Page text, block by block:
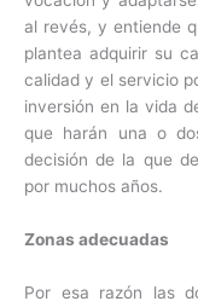
al revés, y entiende
plantea adquirir su
calidad y el servicio
inversión en la vida
que harán una o
decisión de la que
por muchos años.
Zonas adecuadas
Por esa razón las